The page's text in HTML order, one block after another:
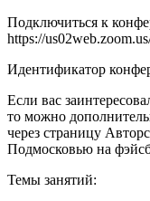
Подключиться к
https://
Идентификатор
Если вас
то можно
через страницу
Подмосковью на
Темы занятий: